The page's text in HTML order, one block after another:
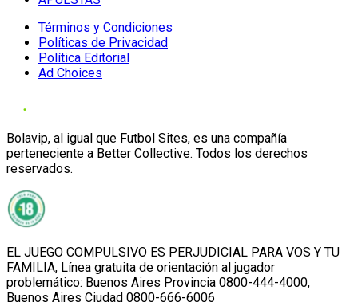
Términos y Condiciones
Políticas de Privacidad
Política Editorial
Ad Choices
Bolavip, al igual que Futbol Sites, es una compañía
perteneciente a Better Collective. Todos los derechos
reservados.
EL JUEGO COMPULSIVO ES PERJUDICIAL PARA VOS Y TU
FAMILIA, Línea gratuita de orientación al jugador
problemático: Buenos Aires Provincia 0800-444-4000,
Buenos Aires Ciudad 0800-666-6006